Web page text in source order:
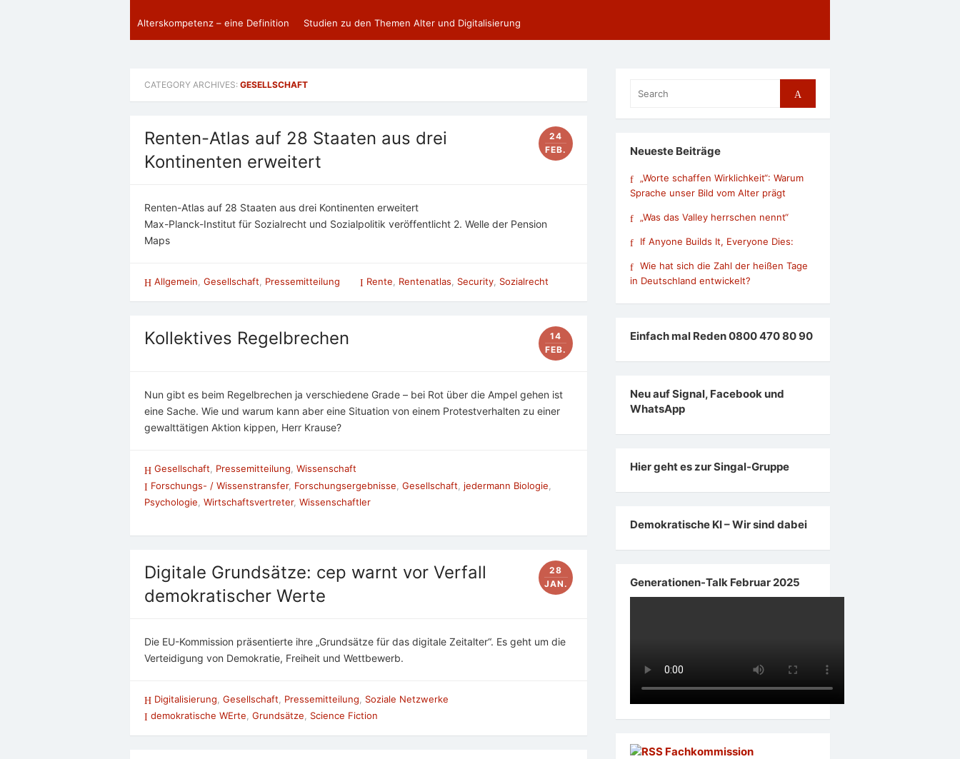
Alterskompetenz – eine Definition Studien zu den Themen Alter und Digitalisierung
CATEGORY ARCHIVES: GESELLSCHAFT
Renten-Atlas auf 28 Staaten aus drei
Kontinenten erweitert
24
FEB.
Renten-Atlas auf 28 Staaten aus drei Kontinenten erweitert
Max-Planck-Institut für Sozialrecht und Sozialpolitik veröffentlicht 2. Welle der Pension
Maps
Allgemein Gesellschaft Pressemitteilung Rente Rentenatlas Security, Sozialrecht
Kollektives Regelbrechen
14
FEB.
Nun gibt es beim Regelbrechen ja verschiedene Grade – bei Rot über die Ampel gehen ist
eine Sache. Wie und warum kann aber eine Situation von einem Protestverhalten zu einer
gewalttätigen Aktion kippen, Herr Krause?
Gesellschaft, Pressemitteilung, Wissenschaft
Forschungs- / Wissenstransfer, Forschungsergebnisse Gesellschaft jedermann Biologie
Psychologie Wirtschaftsvertreter, Wissenschaftler
Digitale Grundsätze: cep warnt vor Verfall
demokratischer Werte
28
JAN.
Die EU-Kommission präsentierte ihre „Grundsätze für das digitale Zeitalter“. Es geht um die
Verteidigung von Demokratie, Freiheit und Wettbewerb.
Digitalisierung Gesellschaft Pressemitteilung
Soziale Netzwerke
demokratische WErte Grundsätze Science Fiction
for:
Search
Neueste Beiträge
„Worte schaffen Wirklichkeit“: Warum
Sprache unser Bild vom Alter prägt
„Was das Valley herrschen nennt“
If Anyone Builds It, Everyone Dies:
Wie hat sich die Zahl der heißen Tage
in Deutschland entwickelt?
Einfach mal Reden 0800 470 80 90
Neu auf Signal, Facebook und
WhatsApp
Hier geht es zur Singal-Gruppe
Demokratische KI – Wir sind dabei
Generationen-Talk Februar 2025
Fachkommission